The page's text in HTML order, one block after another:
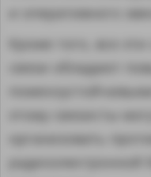
и оперативного
Кроме того, все
связи обладают
этому связисты
организовать
радиоэлектронной